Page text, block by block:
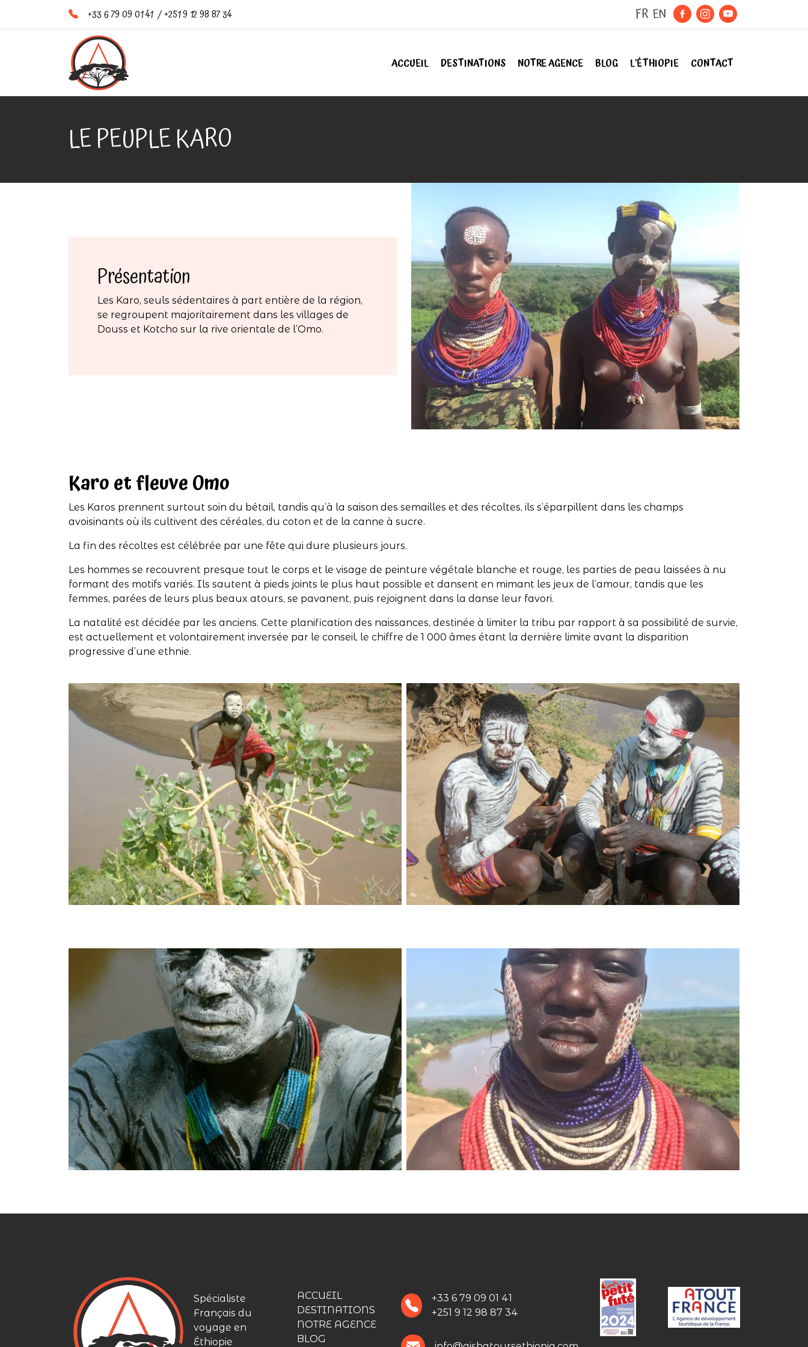
+33 6 79 09 01 41 /+251 9 12 98 87 34 FR EN
ACCUEIL DESTINATIONS NOTRE AGENCE BLOG L'ÉTHIOPIE CONTACT
LE PEUPLE KARO
Présentation
Les Karo, seuls sédentaires à part entière de la région,
se regroupent majoritairement dans les villages de
Douss et Kotcho sur la rive orientale de l’Omo.
Karo et fleuve Omo
Les Karos prennent surtout soin du bétail, tandis qu’à la saison des semailles et des récoltes, ils s’éparpillent dans les champs
avoisinants où ils cultivent des céréales, du coton et de la canne à sucre.
La fin des récoltes est célébrée par une fête qui dure plusieurs jours.
Les hommes se recouvrent presque tout le corps et le visage de peinture végétale blanche et rouge, les parties de peau laissées à nu
formant des motifs variés. Ils sautent à pieds joints le plus haut possible et dansent en mimant les jeux de l’amour, tandis que les
femmes, parées de leurs plus beaux atours, se pavanent, puis rejoignent dans la danse leur favori.
La natalité est décidée par les anciens. Cette planification des naissances, destinée à limiter la tribu par rapport à sa possibilité de survie,
est actuellement et volontairement inversée par le conseil, le chiffre de 1 000 âmes étant la dernière limite avant la disparition
progressive d’une ethnie.
Spécialiste
Français du
voyage en
Éthiopie
ACCUEIL
DESTINATIONS
NOTRE AGENCE
BLOG
+33 6 79 09 01 41
+251 9 12 98 87 34